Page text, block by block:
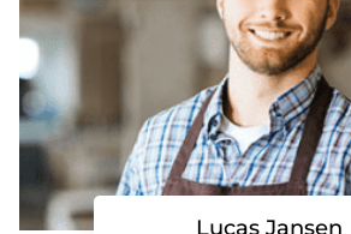
Lucas Jansen